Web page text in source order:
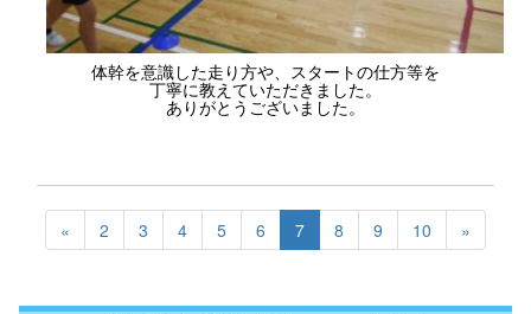
体幹を意識した走り方や、スタートの仕方等を
丁寧に教えていただきました。
ありがとうございました。
« 2 3 4 5 6 7 8 9 10 »